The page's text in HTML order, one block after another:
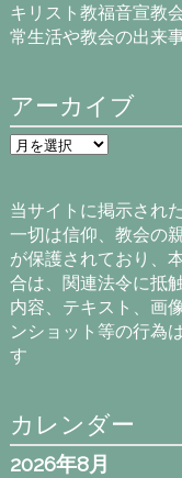
キリスト教福音宣教
常生活や教会の出来
アーカイブ
ア
ー
ブ
当サイトに掲示され
一切は信仰、教会の
が保護されており、
合は、関連法令に抵
内容、テキスト、画
ンショット等の行為
す
カレンダー
2026年8月